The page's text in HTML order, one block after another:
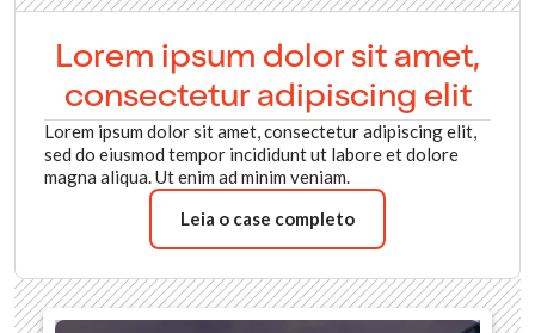
Lorem ipsum dolor sit amet,
consectetur adipiscing elit
Lorem ipsum dolor sit amet, consectetur adipiscing elit,
sed do eiusmod tempor incididunt ut labore et dolore
magna aliqua. Ut enim ad minim veniam.
Leia o case completo